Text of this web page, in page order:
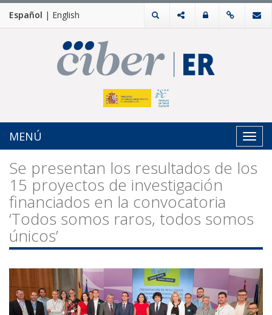
Español | English
MENÚ
Se presentan los resultados de los
15 proyectos de investigación
financiados en la convocatoria
‘Todos somos raros, todos somos
únicos’